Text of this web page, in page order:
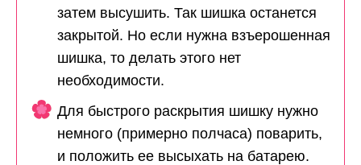
затем высушить. Так шишка останется
закрытой. Но если нужна взъерошенная
шишка, то делать этого нет
необходимости.
Для быстрого раскрытия шишку нужно
немного (примерно полчаса) поварить,
и положить ее высыхать на батарею.